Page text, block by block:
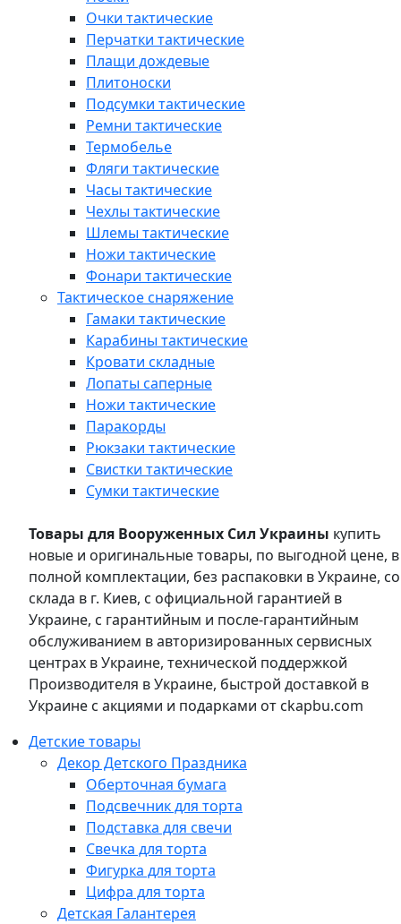
Очки тактические
Перчатки тактические
Плащи дождевые
Плитоноски
Подсумки тактические
Ремни тактические
Термобелье
Фляги тактические
Часы тактические
Чехлы тактические
Шлемы тактические
Ножи тактические
Фонари тактические
Тактическое снаряжение
Гамаки тактические
Карабины тактические
Кровати складные
Лопаты саперные
Ножи тактические
Паракорды
Рюкзаки тактические
Свистки тактические
Сумки тактические
Товары для Вооруженных Сил Украины купить
новые и оригинальные товары, по выгодной цене, в
полной комплектации, без распаковки в Украине, со
склада в г. Киев, с официальной гарантией в
Украине, с гарантийным и после-гарантийным
обслуживанием в авторизированных сервисных
центрах в Украине, технической поддержкой
Производителя в Украине, быстрой доставкой в
Украине с акциями и подарками от ckapbu.com
Детские товары
Декор Детского Праздника
Оберточная бумага
Подсвечник для торта
Подставка для свечи
Свечка для торта
Фигурка для торта
Цифра для торта
Детская Галантерея